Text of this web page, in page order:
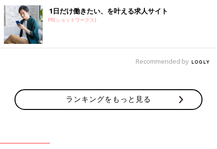
1日だけ働きたい、を叶える求人サイト
PR(ショットワークス)
Recommended by
ランキングをもっと見る